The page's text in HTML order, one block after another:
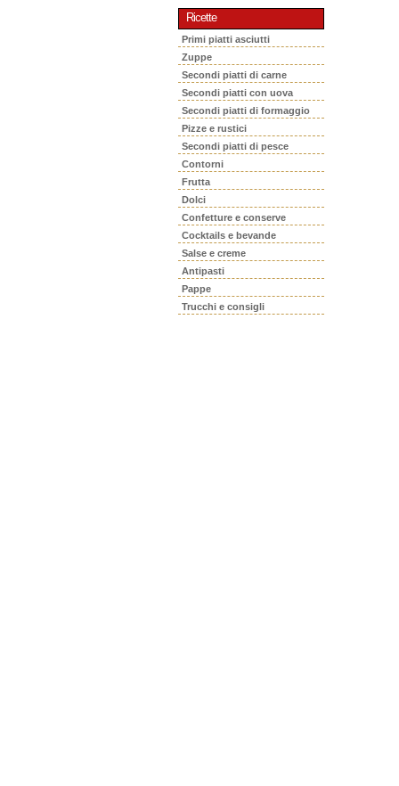
Ricette
Primi piatti asciutti
Zuppe
Secondi piatti di carne
Secondi piatti con uova
Secondi piatti di formaggio
Pizze e rustici
Secondi piatti di pesce
Contorni
Frutta
Dolci
Confetture e conserve
Cocktails e bevande
Salse e creme
Antipasti
Pappe
Trucchi e consigli